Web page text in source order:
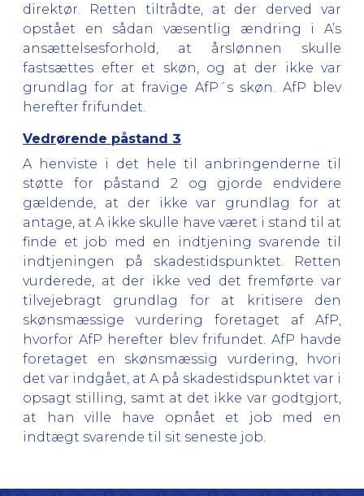
direktør. Retten tiltrådte, at der derved var
opstået en sådan væsentlig ændring i A’s
ansættelsesforhold, at årslønnen skulle
fastsættes efter et skøn, og at der ikke var
grundlag for at fravige AfP´s skøn. AfP blev
herefter frifundet.
Vedrørende påstand 3
A henviste i det hele til anbringenderne til
støtte for påstand 2 og gjorde endvidere
gældende, at der ikke var grundlag for at
antage, at A ikke skulle have været i stand til at
finde et job med en indtjening svarende til
indtjeningen på skadestidspunktet. Retten
vurderede, at der ikke ved det fremførte var
tilvejebragt grundlag for at kritisere den
skønsmæssige vurdering foretaget af AfP,
hvorfor AfP herefter blev frifundet. AfP havde
foretaget en skønsmæssig vurdering, hvori
det var indgået, at A på skadestidspunktet var i
opsagt stilling, samt at det ikke var godtgjort,
at han ville have opnået et job med en
indtægt svarende til sit seneste job.